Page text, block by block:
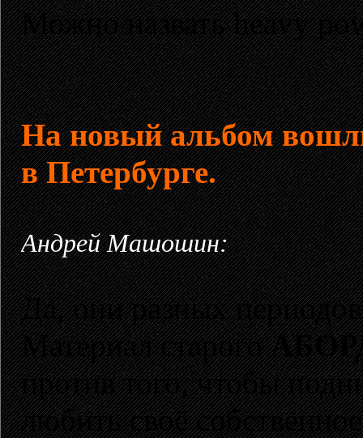
Можно назвать heavy
На новый альбом
в Петербурге.
Андрей Машошин:
Да, они разных
Материал старого
против того, чтобы
любить своё